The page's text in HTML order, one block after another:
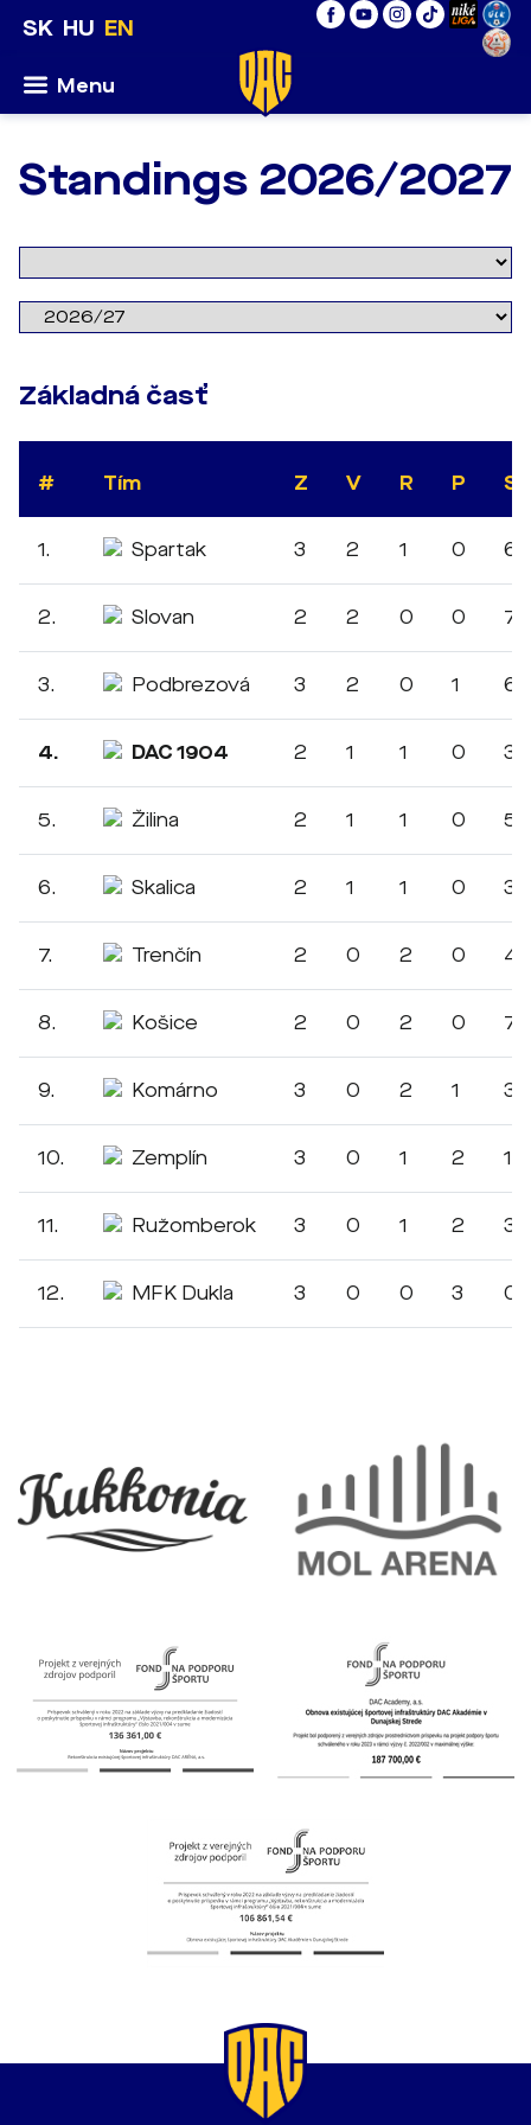
SK HU EN
Menu
Standings 2026/2027
Základná časť
# Tím Z V R P
1. Spartak 3 2 1 0
2. Slovan 2 2 0 0
3. Podbrezová 3 2 0 1
4. DAC 1904 2 1 1 0 3:1
5. Žilina 2 1 1 0
6. Skalica 2 1 1 0
7. Trenčín 2 0 2 0
8. Košice 2 0 2 0
9. Komárno 3 0 2 1
10. Zemplín 3 0 1 2 1:4
11. Ružomberok 3 0 1 2
12. MFK Dukla 3 0 0 3